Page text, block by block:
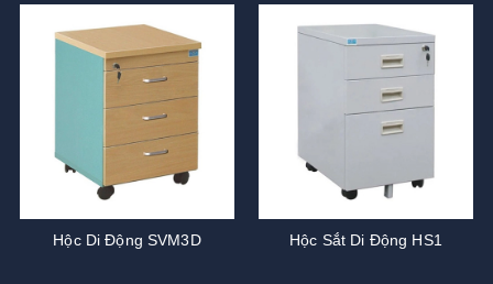
Hộc Di Động SVM3D Hộc Sắt Di Động HS1